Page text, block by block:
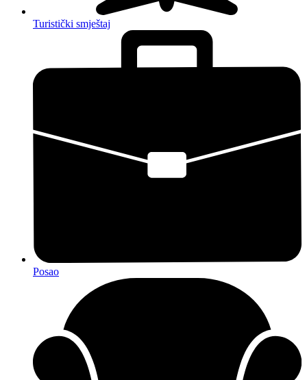
Turistički smještaj
Posao